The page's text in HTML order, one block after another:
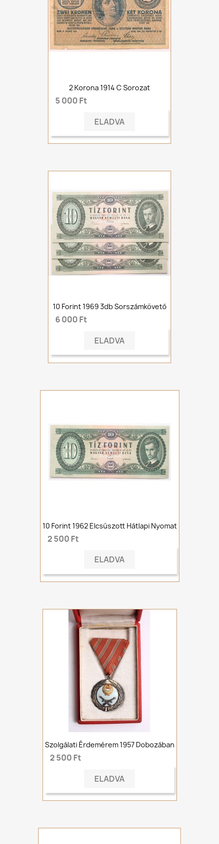
2 Korona 1914 C Sorozat
5 000 Ft
ELADVA
10 Forint 1969 3db Sorszámkövető
6 000 Ft
ELADVA
10 Forint 1962 Elcsúszott Hátlapi Nyomat
2 500 Ft
ELADVA
Szolgálati Érdemérem 1957 Dobozában
2 500 Ft
ELADVA